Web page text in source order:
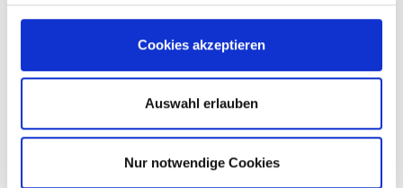
Cookies akzeptieren
Auswahl erlauben
Nur notwendige Cookies
Hostname des zugreifenden Rechners
Uhrzeit der Serveranfrage
Diese Daten sind nicht bestimmten Personen zuordenbar. Eine
nicht vorgenommen. Wir behalten uns vor, diese Daten